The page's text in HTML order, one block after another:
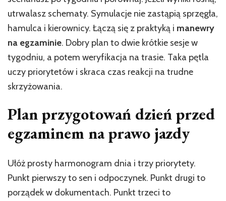
utrwalasz schematy. Symulacje nie zastąpią sprzęgła,
hamulca i kierownicy. Łączą się z praktyką i manewry
na egzaminie. Dobry plan to dwie krótkie sesje w
tygodniu, a potem weryfikacja na trasie. Taka pętla
uczy priorytetów i skraca czas reakcji na trudne
skrzyżowania.
Plan przygotowań dzień przed
egzaminem na prawo jazdy
Ułóż prosty harmonogram dnia i trzy priorytety.
Punkt pierwszy to sen i odpoczynek. Punkt drugi to
porządek w dokumentach. Punkt trzeci to